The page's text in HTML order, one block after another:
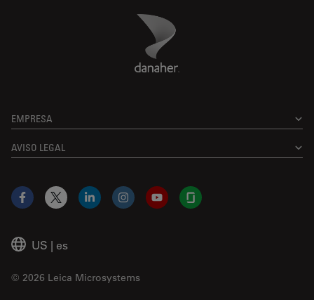
Danaher Logo
EMPRESA
AVISO LEGAL
US | es
© 2026 Leica Microsystems
Facebook
X LinkedInInstagramYouTubeGlassdoor